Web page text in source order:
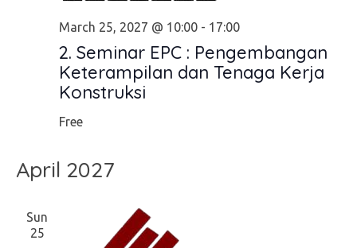
2. Seminar EPC : Pengembangan
Keterampilan dan Tenaga Kerja
Konstruksi
March 25, 2027 @ 10:00- 17:00
Free
April 2027
Sun
25